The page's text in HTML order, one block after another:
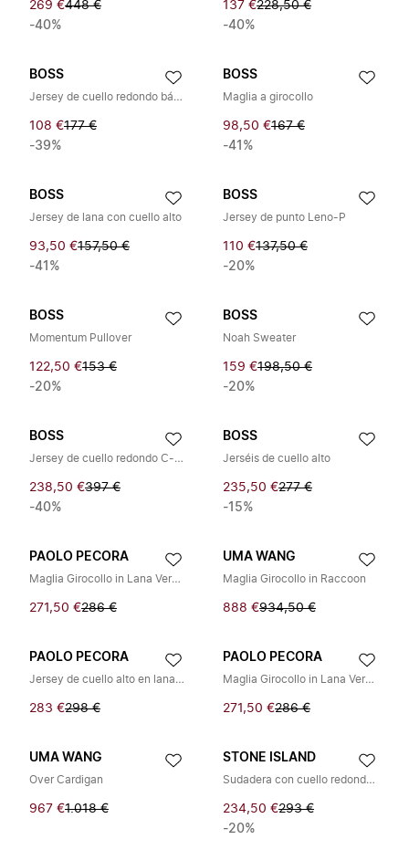
269 €448 €
-40%
137 €228,50 €
-40%
BOSS
Jersey de cuello redondo básico
108 €177 €
-39%
BOSS
Maglia a girocollo
98,50 €167 €
-41%
BOSS
Jersey de lana con cuello alto
93,50 €157,50 €
-41%
BOSS
Jersey de punto Leno-P
110 €137,50 €
-20%
BOSS
Momentum Pullover
122,50 €153 €
-20%
BOSS
Noah Sweater
159 €198,50 €
-20%
BOSS
Jersey de cuello redondo C-ESCRITO
238,50 €397 €
-40%
BOSS
Jerséis de cuello alto
235,50 €277 €
-15%
PAOLO PECORA
Maglia Girocollo in Lana Vergine
271,50 €286 €
UMA WANG
Maglia Girocollo in Raccoon
888 €934,50 €
PAOLO PECORA
Jersey de cuello alto en lana virgen
283 €298 €
PAOLO PECORA
Maglia Girocollo in Lana Vergine
271,50 €286 €
UMA WANG
Over Cardigan
967 €1.018 €
STONE ISLAND
Sudadera con cuello redondo de tejido gofrado
234,50 €293 €
-20%